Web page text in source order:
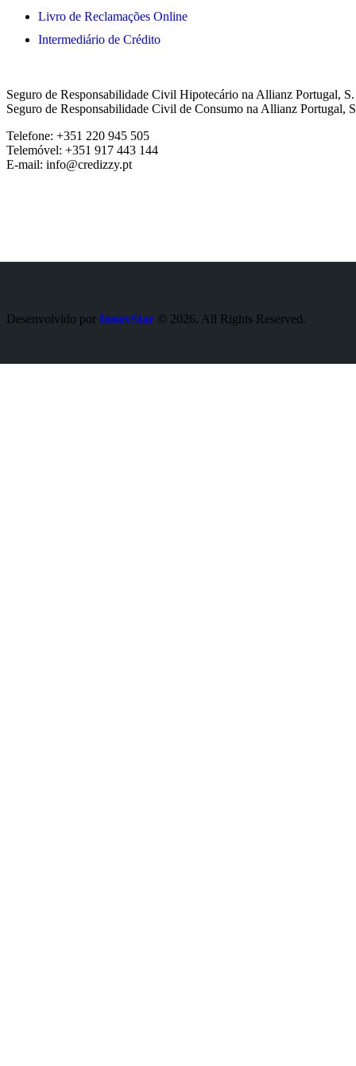
Livro de Reclamações Online
Intermediário de Crédito
Seguro de Responsabilidade Civil Hipotecário na Allianz Portugal,
Seguro de Responsabilidade Civil de Consumo na Allianz Portugal,
Telefone: +351 220 945 505
Telemóvel: +351 917 443 144
E-mail: info@credizzy.pt
Desenvolvido por InnovStar © 2026. All Rights Reserved.